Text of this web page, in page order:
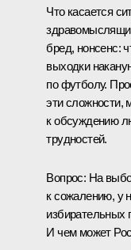
Что касается
бред, нонсенс:
выходки
по футболу.
эти сложности,
к обсуждению
трудностей.
Вопрос: На
к сожалению, у
избирательных
И чем может